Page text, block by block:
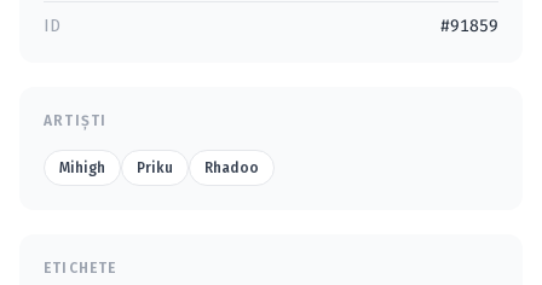
ID #91859
ARTIȘTI
Mihigh Priku Rhadoo
ETICHETE